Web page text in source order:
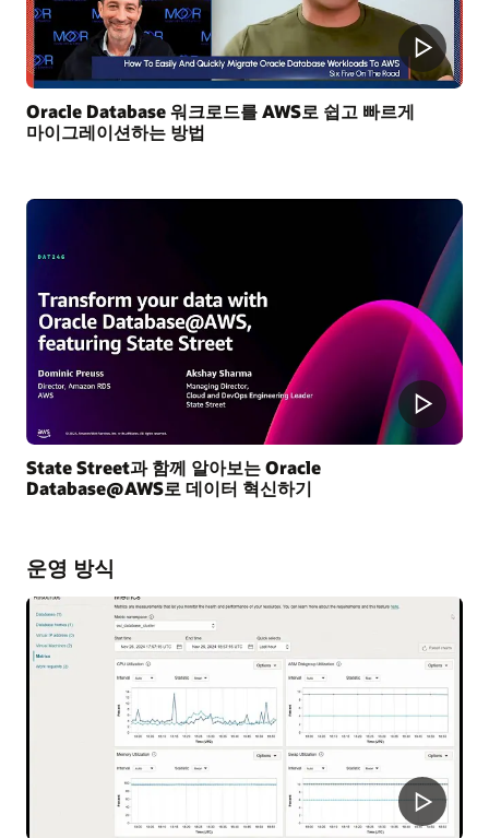
Oracle Database 워크로드를 AWS로 쉽고 빠르게
마이그레이션하는 방법
State Street과 함께 알아보는 Oracle
Database@AWS로 데이터 혁신하기
운영 방식